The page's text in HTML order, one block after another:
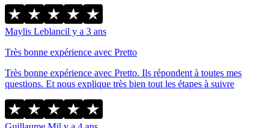
Maylis Leblancil y a 3 ans
Très bonne expérience avec Pretto
Très bonne expérience avec Pretto. Ils répondent à toutes mes
questions. Et nous explique très bien tout les étapes à suivre